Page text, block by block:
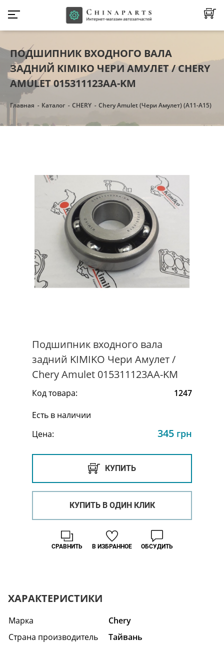
ПОДШИПНИК ВХОДНОГО ВАЛА
ЗАДНИЙ KIMIKO ЧЕРИ АМУЛЕТ / CHERY
AMULET 015311123AA-KM
Главная Каталог CHERY Chery Amulet (Чери Амулет) (А11-А15)
Подшипник входного вала
задний KIMIKO Чери Амулет /
Chery Amulet 015311123AA-KM
Код товара:
1247
Есть в наличии
Цена:
345 грн
КУПИТЬ
КУПИТЬ В ОДИН КЛИК
В ИЗБРАННОЕ
СРАВНИТЬ ОБСУДИТЬ
ХАРАКТЕРИСТИКИ
Марка
Chery
Страна производитель
Тайвань